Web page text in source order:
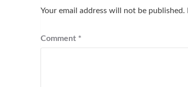
Your email address will not be published.
Comment *